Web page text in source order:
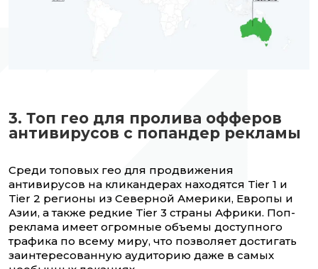
3. Топ гео для пролива офферов
антивирусов с попандер рекламы
Среди топовых гео для продвижения
антивирусов на кликандерах находятся Tier 1 и
Tier 2 регионы из Северной Америки, Европы и
Азии, а также редкие Tier 3 страны Африки. Поп-
реклама имеет огромные объемы доступного
трафика по всему миру, что позволяет достигать
заинтересованную аудиторию даже в самых